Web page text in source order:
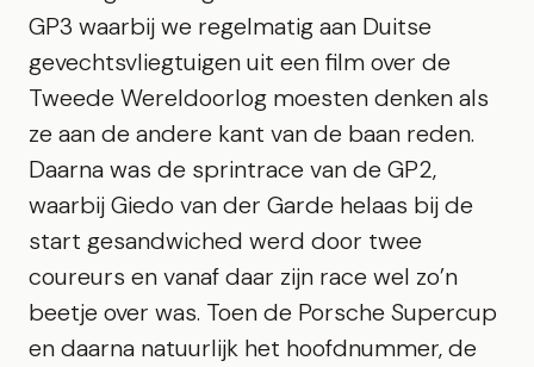
GP3 waarbij we regelmatig aan Duitse
gevechtsvliegtuigen uit een film over de
Tweede Wereldoorlog moesten denken als
ze aan de andere kant van de baan reden.
Daarna was de sprintrace van de GP2,
waarbij Giedo van der Garde helaas bij de
start gesandwiched werd door twee
coureurs en vanaf daar zijn race wel zo’n
beetje over was. Toen de Porsche Supercup
en daarna natuurlijk het hoofdnummer, de